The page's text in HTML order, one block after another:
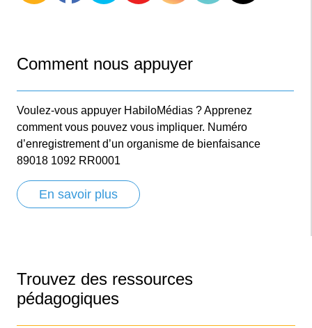
Comment nous appuyer
Voulez-vous appuyer HabiloMédias ? Apprenez
comment vous pouvez vous impliquer. Numéro
d’enregistrement d’un organisme de bienfaisance
89018 1092 RR0001
En savoir plus
Trouvez des ressources
pédagogiques